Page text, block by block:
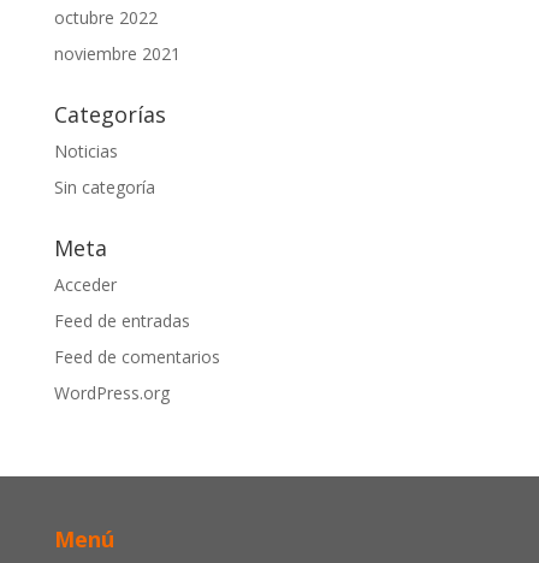
octubre 2022
noviembre 2021
Categorías
Noticias
Sin categoría
Meta
Acceder
Feed de entradas
Feed de comentarios
WordPress.org
Menú